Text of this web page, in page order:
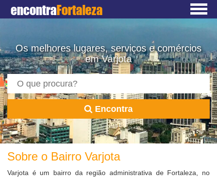
encontraFortaleza
Os melhores lugares, serviços e comércios
em Varjota
Encontra
Sobre o Bairro Varjota
Varjota é um bairro da região administrativa de Fortaleza, no